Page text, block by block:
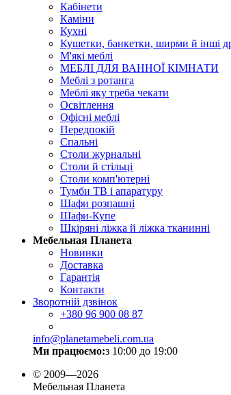
Кабінети
Каміни
Кухні
Кушетки, банкетки, ширми й інші
М'які меблі
МЕБЛІ ДЛЯ ВАННОЇ КІМНАТИ
Меблі з ротанга
Меблі яку треба чекати
Освітлення
Офісні меблі
Передпокій
Спальні
Столи журнальні
Столи й стільці
Столи комп'ютерні
Тумби ТВ і апаратуру
Шафи розпашні
Шафи-Купе
Шкіряні ліжка й ліжка тканинні
Мебельная Планета
Новинки
Доставка
Гарантія
Контакти
Зворотній дзвінок
+380 96 900 08 87
info@planetamebeli.com.ua
Ми працюємо:з 10:00 до 19:00
© 2009—2026
Мебельная Планета